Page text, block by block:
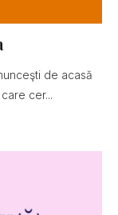
de acasă
cer...